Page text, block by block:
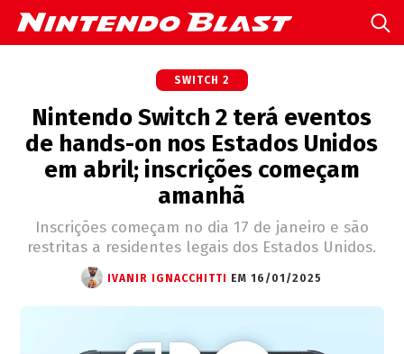
SWITCH 2
Nintendo Switch 2 terá eventos
de hands-on nos Estados Unidos
em abril; inscrições começam
amanhã
Inscrições começam no dia 17 de janeiro e são
restritas a residentes legais dos Estados Unidos.
IVANIR IGNACCHITTI EM 16/01/2025